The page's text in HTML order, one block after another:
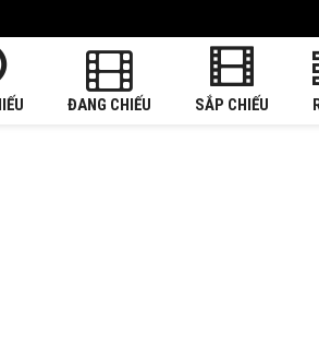
ĐANG CHIẾU SẮP CHIẾU